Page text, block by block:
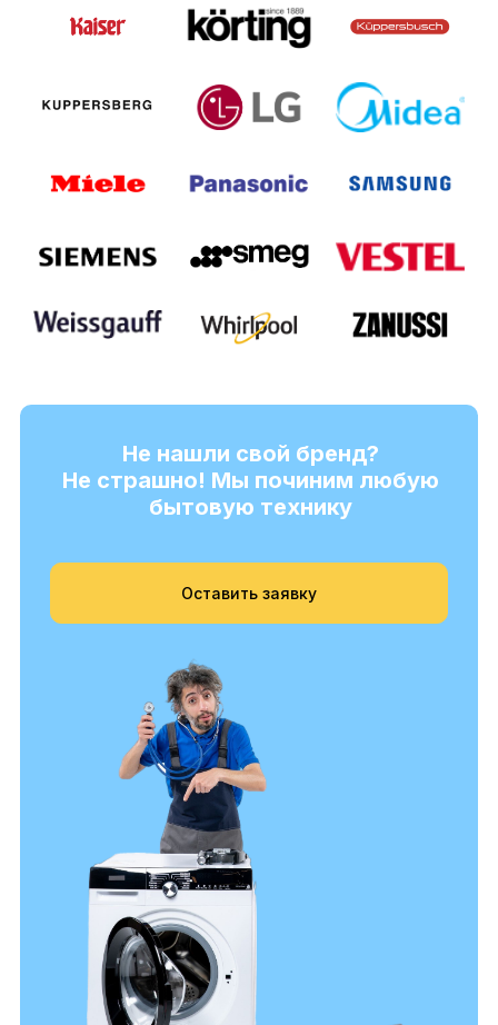
Не нашли свой бренд?
Не страшно! Мы починим любую
бытовую технику
Оставить заявку